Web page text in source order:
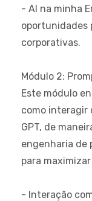
- AI na minha
oportunidades
corporativas.
Módulo 2:
Este módulo
como interagir
GPT, de
engenharia de
para
- Interação